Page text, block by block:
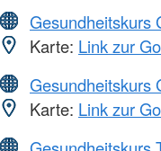
Gesundheitskurs
Karte: Link zur
Gesundheitskurs
Karte: Link zur